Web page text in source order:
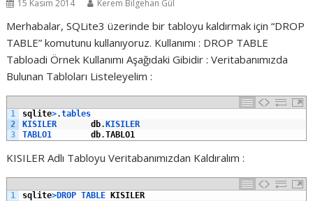
15 Kasım 2014 Kerem Bilgehan Gül
Merhabalar, SQLite3 üzerinde bir tabloyu kaldırmak için “DROP
TABLE” komutunu kullanıyoruz. Kullanımı : DROP TABLE
Tabloadi Örnek Kullanımı Aşağıdaki Gibidir : Veritabanımızda
Bulunan Tabloları Listeleyelim :
1
2
3
sqlite>.tables
KISILER db. KISILER
TABLO1 db.TABLO1
KISILER Adlı Tabloyu Veritabanımızdan Kaldıralım :
1 sqlite>DROP TABLE KISILER